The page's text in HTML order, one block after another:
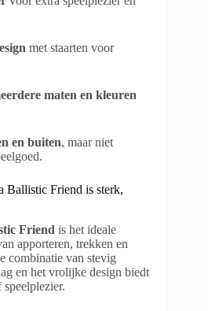
met staarten voor
maten en kleuren
en buiten, maar niet
Ballistic Friend is sterk,
Friend is het ideale
apporteren, trekken en
combinatie van stevig
en het vrolijke design biedt